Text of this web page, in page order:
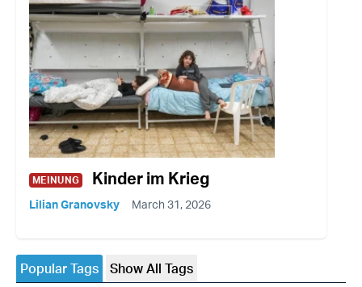
MEINUNG Kinder im Krieg
Lilian Granovsky March 31, 2026
Popular Tags Show All Tags